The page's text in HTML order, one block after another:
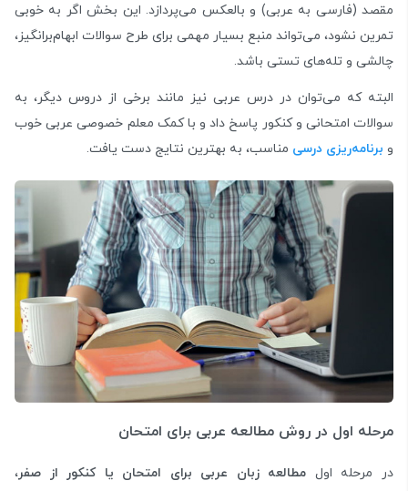
مقصد (فارسی به عربی) و بالعکس می‌پردازد. این بخش اگر به خوبی
تمرین نشود، می‌تواند منبع بسیار مهمی برای طرح سوالات ابهام‌برانگیز،
چالشی و تله‌های تستی باشد.
البته که می‌توان در درس عربی نیز مانند برخی از دروس دیگر، به
سوالات امتحانی و کنکور پاسخ داد و با کمک معلم خصوصی عربی خوب
و برنامه‌ریزی درسی مناسب، به بهترین نتایج دست یافت.
مرحله اول در روش مطالعه عربی برای امتحان
در مرحله اول مطالعه زبان عربی برای امتحان یا کنکور از صفر،